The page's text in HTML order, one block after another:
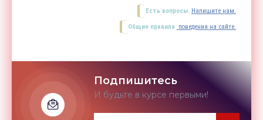
Есть вопросы. Напишите нам.
Общие правила поведения на сайте.
Подпишитесь
И будьте в курсе первыми!